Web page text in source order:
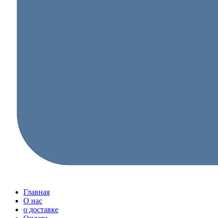
Главная
О нас
о доставке